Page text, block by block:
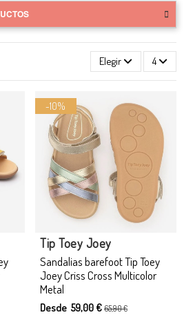
Elegir 4
-10%
Sandalias barefoot Tip Toey
Joey Criss Cross Multicolor
Metal
Tip Toey Joey
Desde 59,00 € 65,90 €